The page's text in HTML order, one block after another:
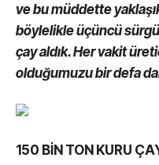
ve bu müddette
böylelikle üçüncü
çay aldık. Her vakit
olduğumuzu bir defa
150 BİN TON KURU